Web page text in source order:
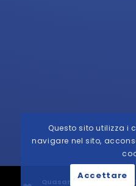
Quasar Medical Center
Questo sito utilizza i
navigare nel sito,
Accettare